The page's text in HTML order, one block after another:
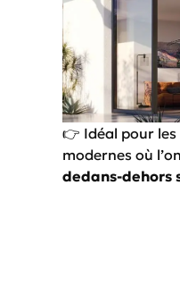
👉 Idéal pour
modernes où
dedans-dehors